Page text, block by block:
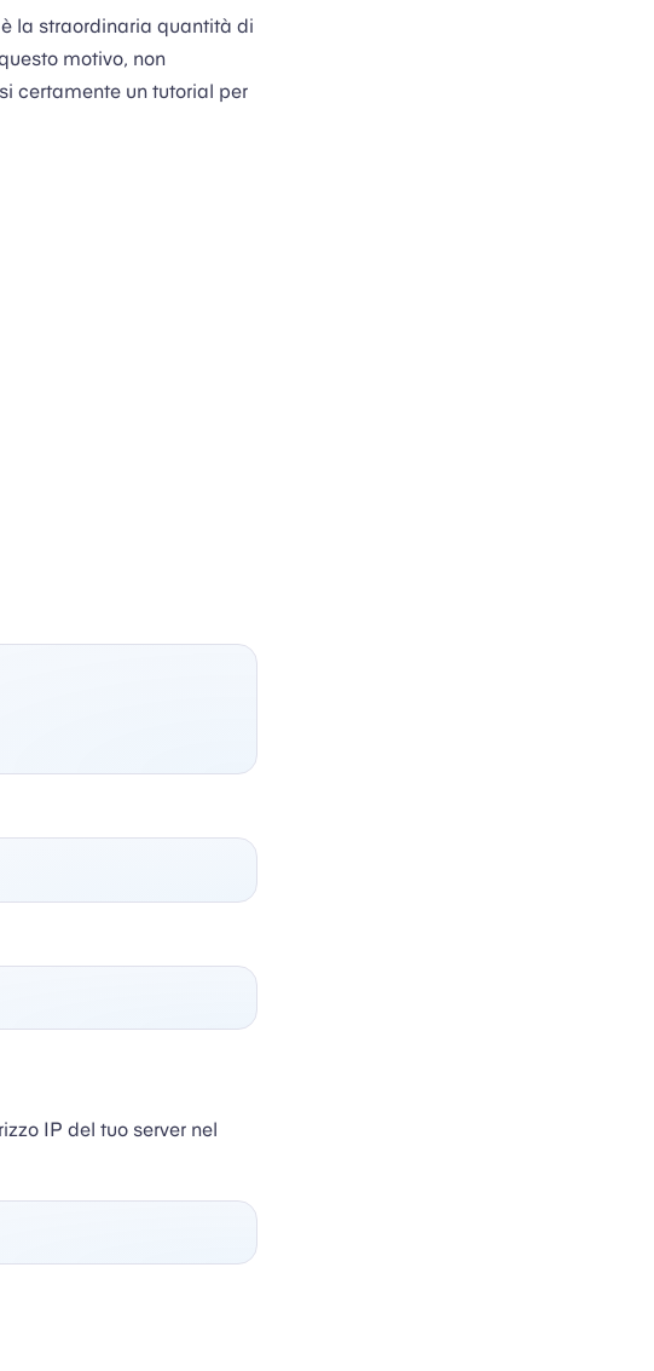
la straordinaria quantità di
motivo, non
certamente un tutorial per
IP del tuo server nel